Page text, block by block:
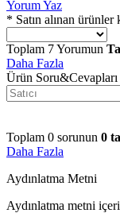
Yorum Yaz
* Satın alınan
Toplam 7Yorumun
Daha Fazla
Ürün Soru&Cevapları
Toplam 0 sorunun 0
Daha Fazla
Aydınlatma Metni
Aydınlatma metni